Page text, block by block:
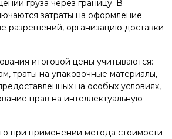
груза через границу. В
затраты на оформление
разрешений, организацию доставки
итоговой цены учитываются:
траты на упаковочные материалы,
на особых условиях,
прав на интеллектуальную
при применении метода стоимости